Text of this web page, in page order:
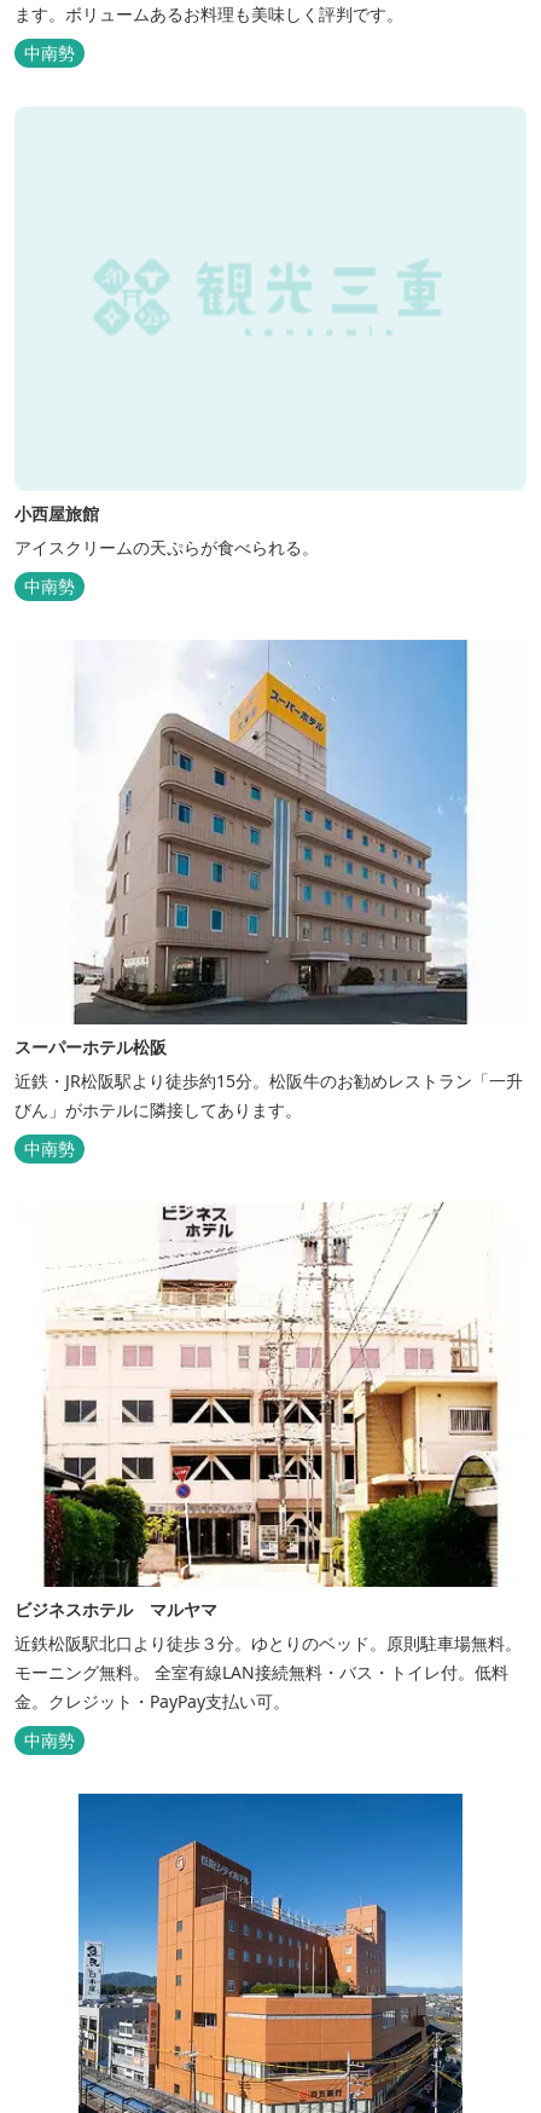
ます。ボリュームあるお料理も美味しく評判です。
中南勢
小西屋旅館
アイスクリームの天ぷらが食べられる。
中南勢
スーパーホテル松阪
近鉄・JR松阪駅より徒歩約15分。松阪牛のお勧めレストラン「一升
びん」がホテルに隣接してあります。
中南勢
ビジネスホテル マルヤマ
近鉄松阪駅北口より徒歩３分。ゆとりのベッド。原則駐車場無料。
モーニング無料。 全室有線LAN接続無料・バス・トイレ付。低料
金。クレジット・PayPay支払い可。
中南勢